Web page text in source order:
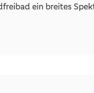
Wunsch mit einer
ein breites
Recker Moor und
genügend